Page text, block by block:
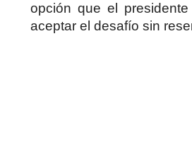
opción que el
aceptar el desafío sin